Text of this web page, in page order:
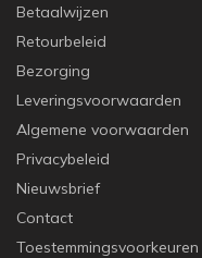
Betaalwijzen
Retourbeleid
Bezorging
Leveringsvoorwaarden
Algemene voorwaarden
Privacybeleid
Nieuwsbrief
Contact
Toestemmingsvoorkeuren